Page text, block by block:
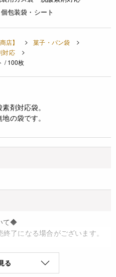
個包装袋・シート
店】
菓子・パン袋
対応
/ 100枚
剤対応袋。
の袋です。
て◆
了になる場合がございます。
は、ご購入可能な状態にあっ
ではありません。予めご了承
る